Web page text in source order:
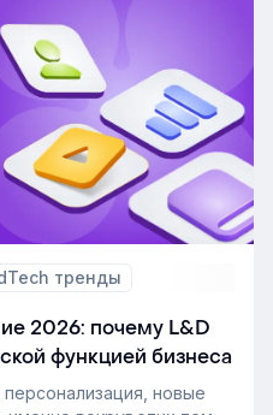
тренды
2026: почему L&D
функцией бизнеса
новые